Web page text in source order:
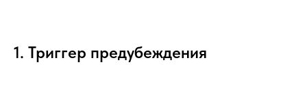
1. Триггер предубеждения